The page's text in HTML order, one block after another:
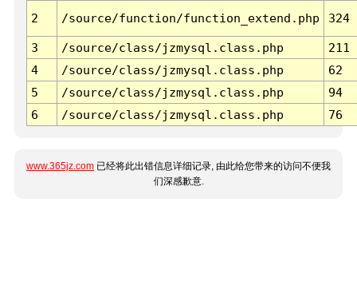
2 /source/function/function_extend.php 324
3 /source/class/jzmysql.class.php
211
4
/source/class/jzmysql.class.php
62
5
/source/class/jzmysql.class.php
94
6
/source/class/jzmysql.class.php 76
www.365jz.com 已经将此出错信息详细记录, 由此给您带来的访问不便我
们深感歉意.